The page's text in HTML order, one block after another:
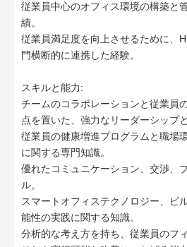
従業員中心のオフィス環境の構築と
績。
従業員満足度を向上させるために、
門横断的に連携した経験。
スキルと能力:
チームのコラボレーションと従業員
点を置いた、強力なリーダーシップ
従業員の健康増進プログラムと職場
に関する専門知識。
優れたコミュニケーション、交渉、
ル。
スマートオフィステクノロジー、ビ
能性の実践に関する知識。
分析的な考え方を持ち、従業員のフ